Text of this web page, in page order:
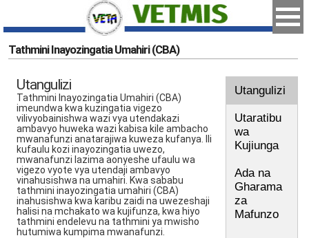
Tathmini Inayozingatia Umahiri (CBA)
Utangulizi
Tathmini Inayozingatia Umahiri (CBA)
imeundwa kwa kuzingatia vigezo
vilivyobainishwa wazi vya utendakazi
ambavyo huweka wazi kabisa kile ambacho
mwanafunzi anatarajiwa kuweza kufanya. Ili
kufaulu kozi inayozingatia uwezo,
mwanafunzi lazima aonyeshe ufaulu wa
vigezo vyote vya utendaji ambavyo
vinahusishwa na umahiri. Kwa sababu
tathmini inayozingatia umahiri (CBA)
inahusishwa kwa karibu zaidi na uwezeshaji
halisi na mchakato wa kujifunza, kwa hiyo
tathmini endelevu na tathmini ya mwisho
hutumiwa kumpima mwanafunzi.
Utangulizi
Utaratibu
wa
Kujiunga
Ada na
Gharama
za
Mafunzo